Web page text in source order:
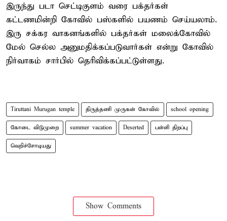
இருந்து படா செட்டிகுளம் வரை பக்தர்கள்
கட்டணமின்றி கோவில் பஸ்களில் பயணம் செய்யலாம்.
இரு சக்கர வாகனங்களில் பக்தர்கள் மலைக்கோவில்
மேல் செல்ல அனுமதிக்கப்படுவார்கள் என்று கோவில்
நிர்வாகம் சார்பில் தெரிவிக்கப்பட்டுள்ளது.
Tiruttani Murugan temple திருத்தணி முருகன் கோவில் school opening
கோடை விடுமுறை summer vacation Deserted பள்ளி திறப்பு
வெறிச்சோடியது
Show Comments